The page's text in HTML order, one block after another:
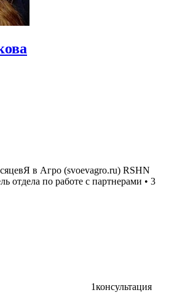
Я в Агро (svoevagro.ru) RSHN
отдела по работе с партнерами • 3
1консультация